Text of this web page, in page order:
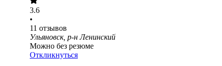
3.6
•
11 отзывов
Ульяновск, р-н Ленинский
Можно без резюме
Откликнуться